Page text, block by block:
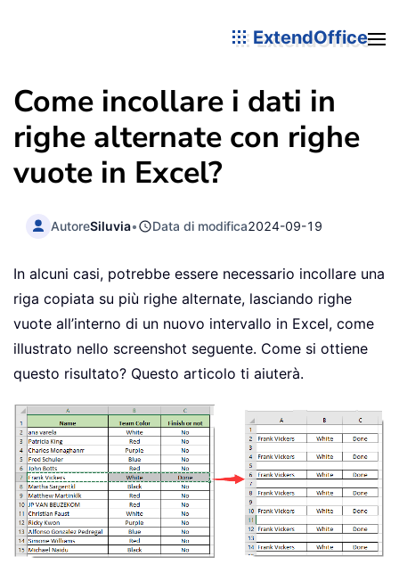
ExtendOffice
Come incollare i dati in
righe alternate con righe
vuote in Excel?
AutoreSiluvia• Data di modifica2024-09-19
In alcuni casi, potrebbe essere necessario incollare una
riga copiata su più righe alternate, lasciando righe
vuote all’interno di un nuovo intervallo in Excel, come
illustrato nello screenshot seguente. Come si ottiene
questo risultato? Questo articolo ti aiuterà.